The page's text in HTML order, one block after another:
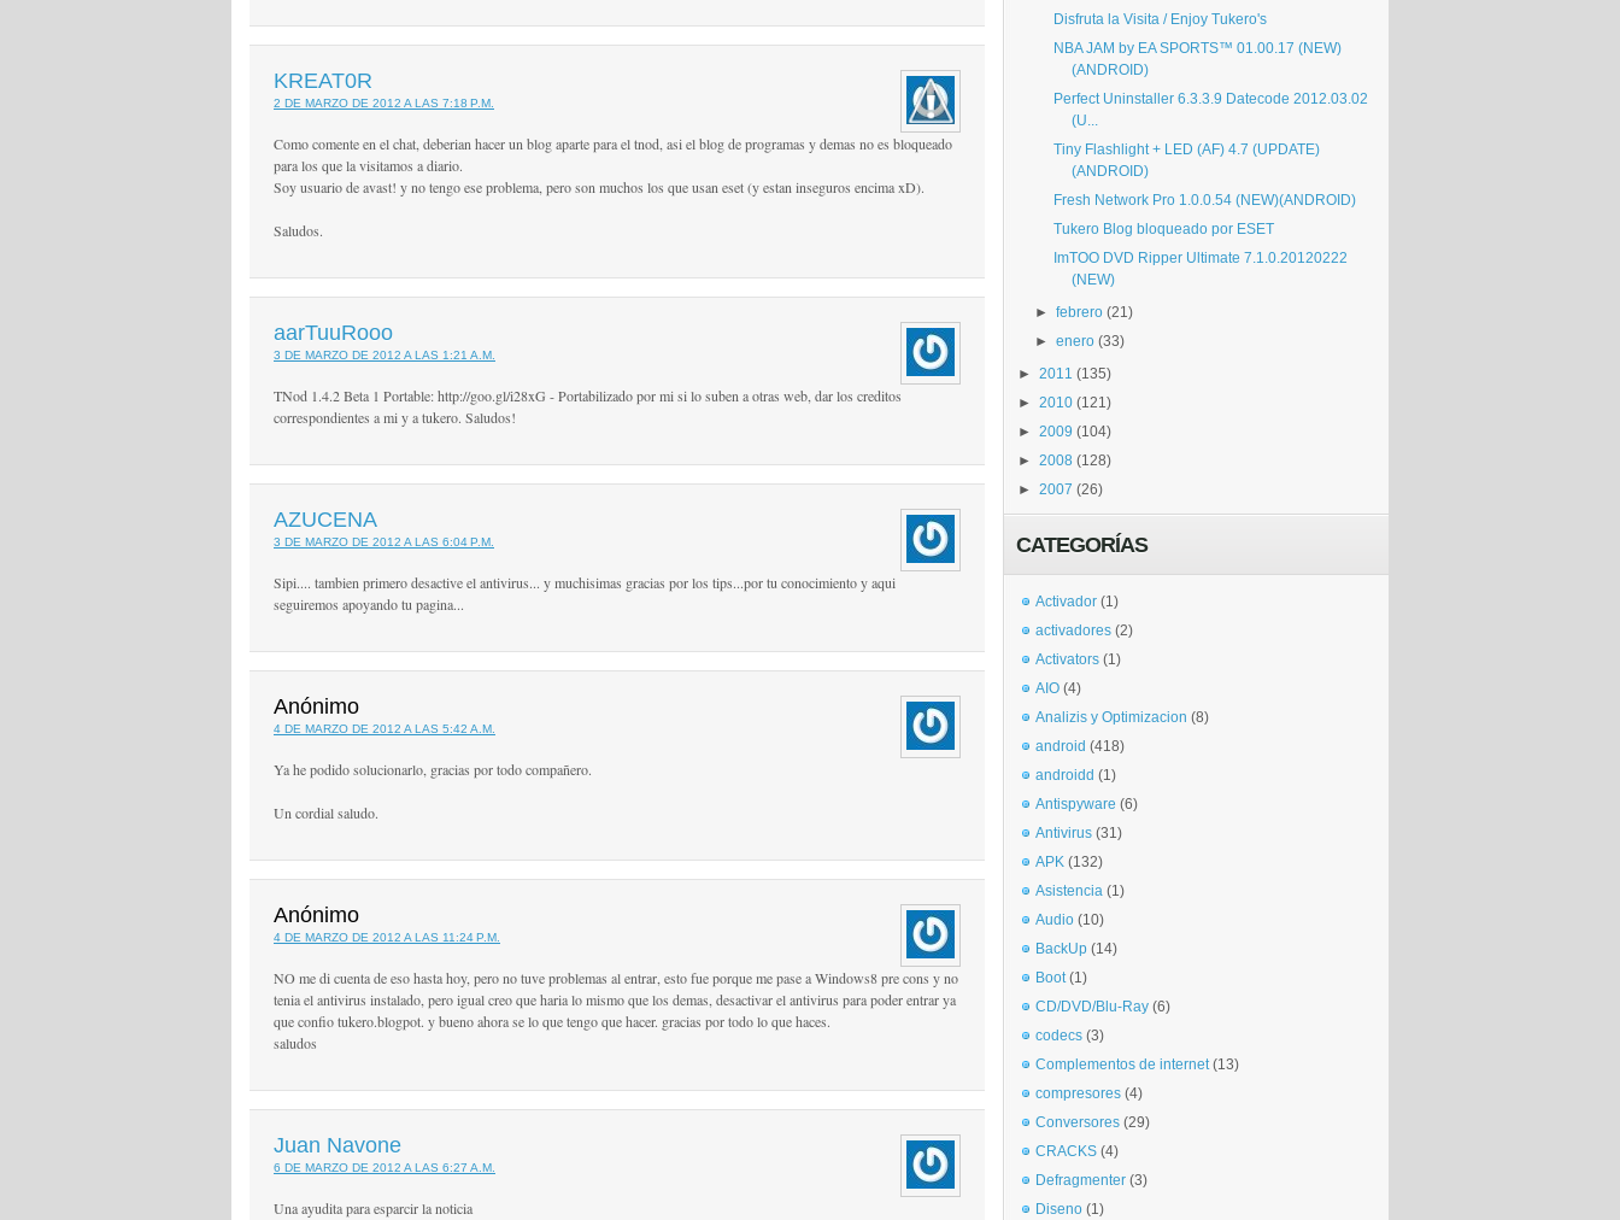
KREAT0R
2 DE MARZO DE 2012 A LAS 7:18 P.M.
Como comente en el chat, deberian hacer un blog aparte para el tnod, asi el blog de programas y demas no es bloqueado
para los que la visitamos a diario.
Soy usuario de avast! y no tengo ese problema, pero son muchos los que usan eset (y estan inseguros encima xD).
Saludos.
aarTuuRooo
3 DE MARZO DE 2012 A LAS 1:21 A.M.
TNod 1.4.2 Beta 1 Portable: http://goo.gl/i28xG - Portabilizado por mi si lo suben a otras web, dar los creditos
correspondientes a mi y a tukero. Saludos!
AZUCENA
3 DE MARZO DE 2012 A LAS 6:04 P.M.
Sipi.... tambien primero desactive el antivirus... y muchisimas gracias por los tips...por tu conocimiento y aqui
seguiremos apoyando tu pagina...
Anónimo
4 DE MARZO DE 2012 A LAS 5:42 A.M.
Ya he podido solucionarlo, gracias por todo compañero.
Un cordial saludo.
Anónimo
4 DE MARZO DE 2012 A LAS 11:24 P.M.
NO me di cuenta de eso hasta hoy, pero no tuve problemas al entrar, esto fue porque me pase a Windows8 pre cons y no
tenia el antivirus instalado, pero igual creo que haria lo mismo que los demas, desactivar el antivirus para poder entrar ya
que confio tukero.blogpot. y bueno ahora se lo que tengo que hacer. gracias por todo lo que haces.
saludos
Juan Navone
6 DE MARZO DE 2012 A LAS 6:27 A.M.
Una ayudita para esparcir la noticia
Disfruta la Visita / Enjoy Tukero's
NBA JAM by EA SPORTS™ 01.00.17 (NEW)
(ANDROID)
Perfect Uninstaller 6.3.3.9 Datecode 2012.03.02
(U...
Tiny Flashlight + LED (AF) 4.7 (UPDATE)
(ANDROID)
Fresh Network Pro 1.0.0.54 (NEW)(ANDROID)
Tukero Blog bloqueado por ESET
ImTOO DVD Ripper Ultimate 7.1.0.20120222
(NEW)
►febrero (21)
►enero (33)
► 2011 (135)
► 2010 (121)
► 2009 (104)
► 2008 (128)
► 2007 (26)
CATEGORÍAS
Activador (1)
activadores (2)
Activators (1)
AIO (4)
Analizis y Optimizacion (8)
android (418)
androidd (1)
Antispyware (6)
Antivirus (31)
APK (132)
Asistencia (1)
Audio (10)
BackUp (14)
Boot (1)
CD/DVD/Blu-Ray (6)
codecs (3)
Complementos de internet (13)
compresores (4)
Conversores (29)
CRACKS (4)
Defragmenter (3)
Diseno (1)